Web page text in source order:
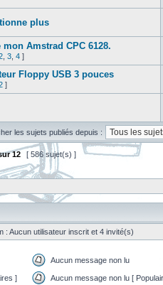
plus
Amstrad CPC 6128.
3 4 ]
Floppy USB 3 pouces
]
les sujets publiés depuis :
12 [ 586 sujet(s) ]
: Aucun utilisateur inscrit et 4 invité(s)
Aucun message non lu
] Aucun message non lu [